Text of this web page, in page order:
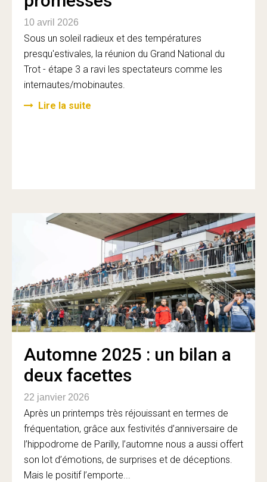
10 avril 2026
Sous un soleil radieux et des températures
presqu'estivales, la réunion du Grand National du
Trot - étape 3 a ravi les spectateurs comme les
internautes/mobinautes.
Lire la suite
Automne 2025 : un bilan a
deux facettes
22 janvier 2026
Après un printemps très réjouissant en termes de
fréquentation, grâce aux festivités d’anniversaire de
l’hippodrome de Parilly, l’automne nous a aussi offert
son lot d’émotions, de surprises et de déceptions.
Mais le positif l’emporte...